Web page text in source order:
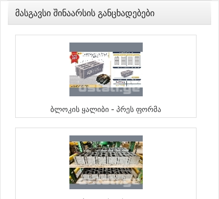
Მასგავსი Შინაარსის Განცხადებები
Ბლოკის Ყალიბი - Პრეს Ფორმა